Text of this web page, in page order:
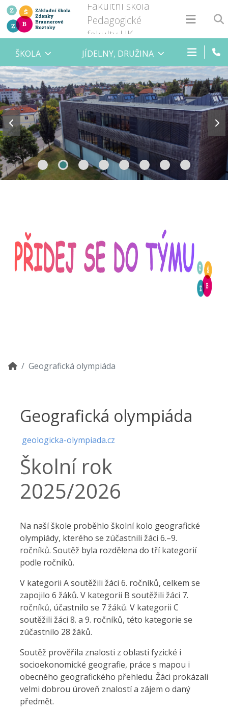
Fakultní škola
Pedagogické
fakulty UK
ŠKOLA JÍDELNY, DRUŽINA
Geografická olympiáda
Geografická olympiáda
geologicka-olympiada.cz
Školní rok
2025/2026
Na naší škole proběhlo školní kolo geografické
olympiády, kterého se zúčastnili žáci 6.–9.
ročníků. Soutěž byla rozdělena do tří kategorií
podle ročníků.
V kategorii A soutěžili žáci 6. ročníků, celkem se
zapojilo 6 žáků. V kategorii B soutěžili žáci 7.
ročníků, účastnilo se 7 žáků. V kategorii C
soutěžili žáci 8. a 9. ročníků, této kategorie se
zúčastnilo 28 žáků.
Soutěž prověřila znalosti z oblasti fyzické i
socioekonomické geografie, práce s mapou i
obecného geografického přehledu. Žáci prokázali
velmi dobrou úroveň znalostí a zájem o daný
předmět.